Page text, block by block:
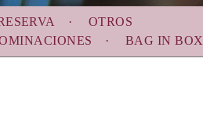
OTROS
BAG IN BOX